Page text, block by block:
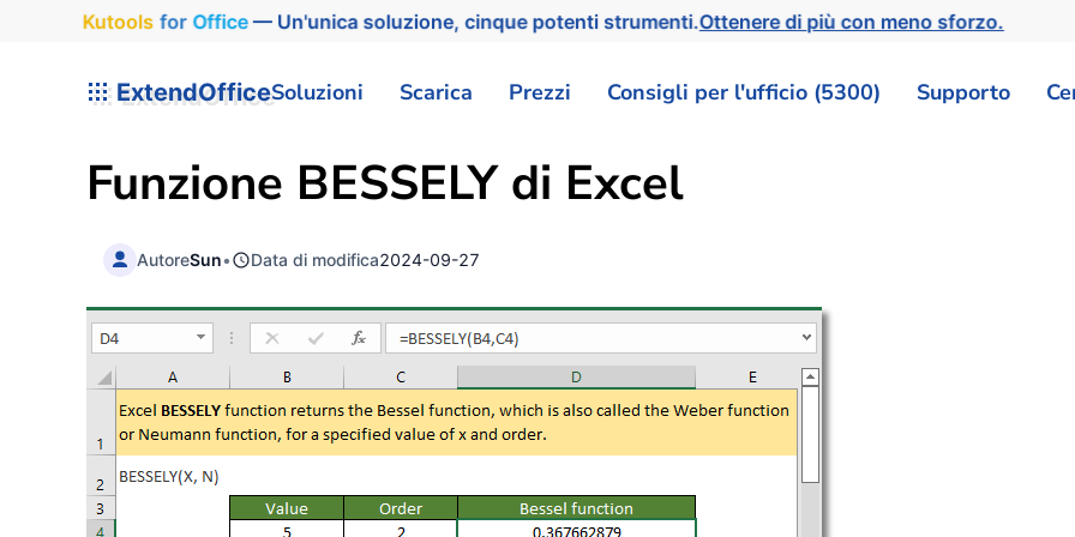
Kutools for Office— Un'unica soluzione, cinque potenti strumenti.Ottenere di più con meno sforzo.
ExtendOfficeSoluzioni Scarica Prezzi Consigli per l'ufficio (5300) Supporto
Funzione BESSELY di Excel
AutoreSun• Data di modifica2024-09-27